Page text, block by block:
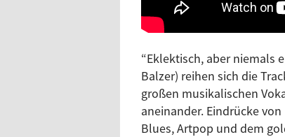
“Eklektisch, aber niemals
Balzer) reihen sich die
großen musikalischen
aneinander. Eindrücke von
Blues, Artpop und dem
eigenen Stimme Ausdruck
Album ergibt einen
Sound, in dem trockene
luftigen Flöten- und-
Konstante bilden. Das